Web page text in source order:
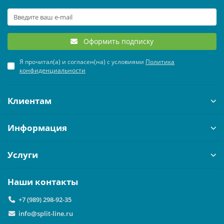
ЧИЛЛЕРЫ И ФАНКОЙЛЫ
КРЫШНЫЕ КОНДИЦИОНЕРЫ (РУФТОПЫ)
ПРЕЦИЗИОННЫЕ КОНДИЦИОНЕРЫ
УВЛАЖНИТЕЛИ ВОЗДУХА
ТЕПЛОВЫЕ ПУШКИ
ТЕРМОРЕГУЛЯТОРЫ
ТРУБЫ, ШЛАНГИ И ФИТИНГИ
ОНЛАЙН-КАЛЬКУЛЯТОР
Оформить подписку
Я прочитал(а) и согласен(на) с условиями Политика
конфиденциальности
Клиентам
Информация
Услуги
Наши контакты
+7 (989) 298-92-35
info@split-line.ru